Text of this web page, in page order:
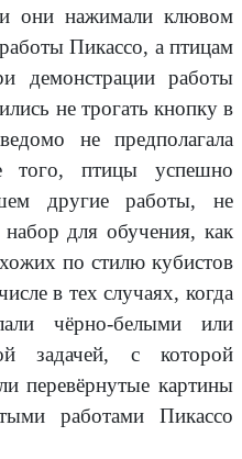
они нажимали клювом
Пикассо, а птицам
работы
не трогать кнопку в
не предполагала
того, птицы успешно
другие работы, не
для обучения, как
по стилю кубистов
в тех случаях, когда
чёрно-белыми или
задачей, с которой
перевёрнутые картины
работами Пикассо